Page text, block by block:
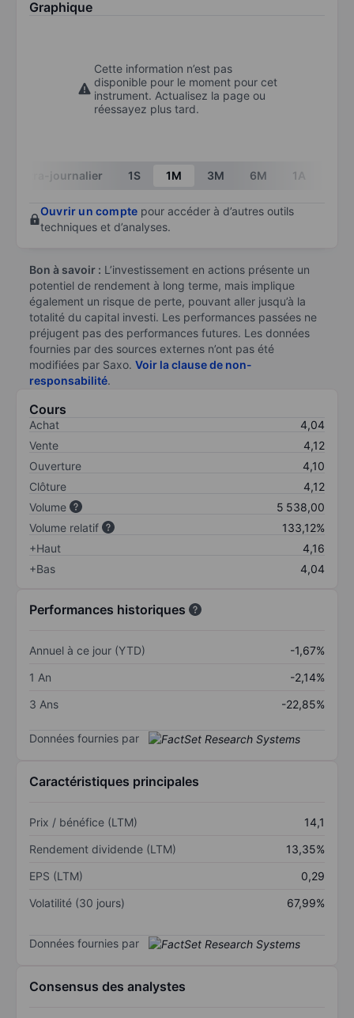
Graphique
Cette information n’est pas
disponible pour le moment pour cet
instrument. Actualisez la page ou
réessayez plus tard.
Intra-journalier 1S 1M 3M 6M 1A
Ouvrir un compte pour accéder à d’autres outils
techniques et d’analyses.
Bon à savoir : L’investissement en actions présente un
potentiel de rendement à long terme, mais implique
également un risque de perte, pouvant aller jusqu’à la
totalité du capital investi. Les performances passées ne
préjugent pas des performances futures. Les données
fournies par des sources externes n’ont pas été
modifiées par Saxo. Voir la clause de non-
responsabilité.
Cours
Achat
4,04
Vente
4,12
Ouverture
4,10
Clôture
4,12
Volume
5 538,00
Volume relatif
133,12%
+Haut
4,16
+Bas
4,04
Performances historiques
Annuel à ce jour (YTD)
-1,67%
1 An
-2,14%
3 Ans
-22,85%
Données fournies par
Caractéristiques principales
Prix / bénéfice (LTM)
14,1
Rendement dividende (LTM)
13,35%
EPS (LTM)
0,29
Volatilité (30 jours)
67,99%
Données fournies par
Consensus des analystes